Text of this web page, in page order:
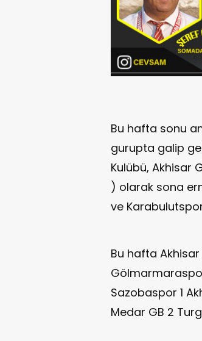
Bu hafta sonu
gurupta galip
Kulübü, Akhisar
) olarak sona
ve
Bu hafta
Sazobaspor 1
Medar GB 2